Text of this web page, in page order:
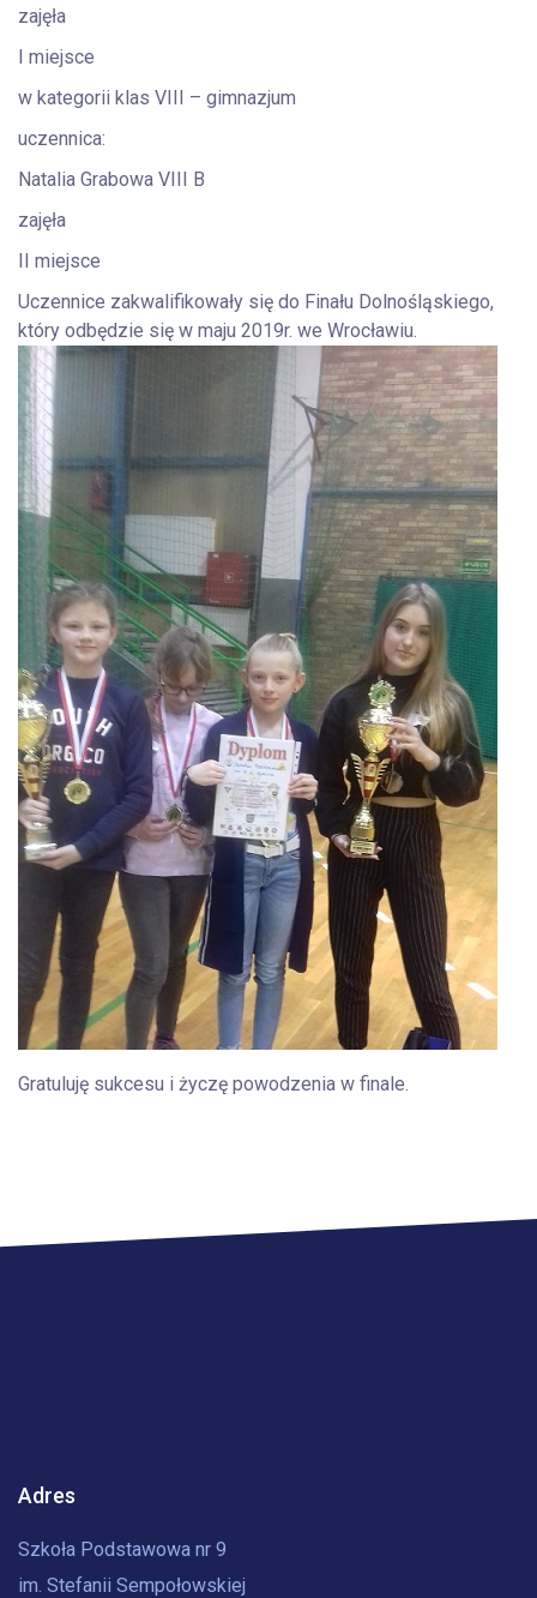
zajęła
I miejsce
w kategorii klas VIII – gimnazjum
uczennica:
Natalia Grabowa VIII B
zajęła
II miejsce
Uczennice zakwalifikowały się do Finału Dolnośląskiego,
który odbędzie się w maju 2019r. we Wrocławiu.
Gratuluję sukcesu i życzę powodzenia w finale.
Adres
Szkoła Podstawowa nr 9
im. Stefanii Sempołowskiej